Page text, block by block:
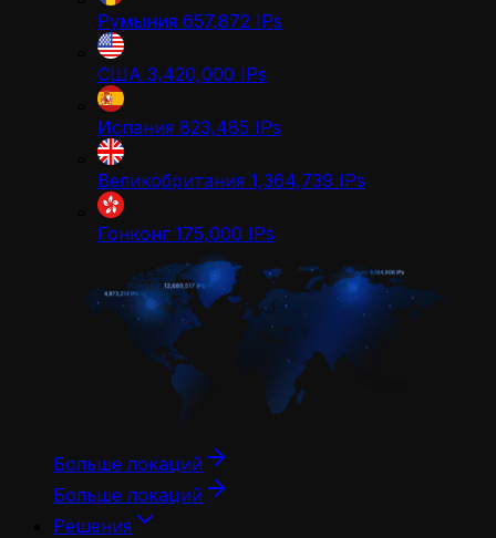
Румыния 657,872 IPs
США 3,420,000 IPs
Испания 823,485 IPs
Великобритания 1,364,739 IPs
Гонконг 175,000 IPs
Больше локаций
Больше локаций
Решения